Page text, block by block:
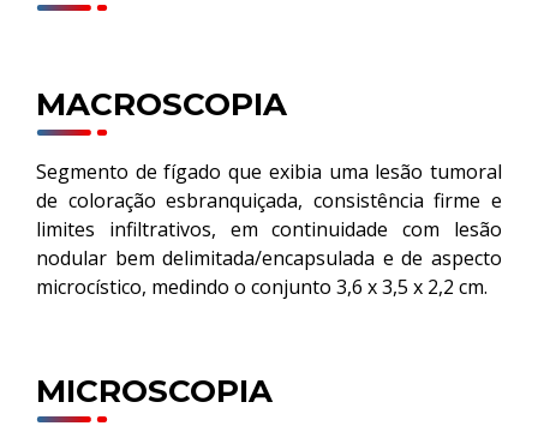
MACROSCOPIA
Segmento de fígado que exibia uma lesão tumoral
de coloração esbranquiçada, consistência firme e
limites infiltrativos, em continuidade com lesão
nodular bem delimitada/encapsulada e de aspecto
microcístico, medindo o conjunto 3,6 x 3,5 x 2,2 cm.
MICROSCOPIA